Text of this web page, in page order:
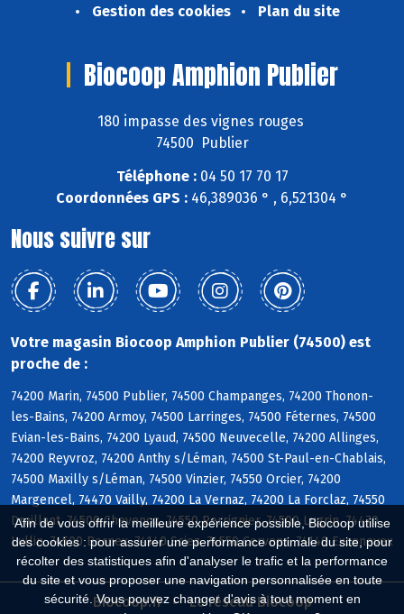
Afin de vous offrir la meilleure expérience possible, Biocoop utilise
des cookies : pour assurer une performance optimale du site, pour
récolter des statistiques afin d'analyser le trafic et la performance
du site et vous proposer une navigation personnalisée en toute
sécurité. Vous pouvez changer d'avis à tout moment en
Gestion des cookies
Plan du site
Biocoop Amphion Publier
180 impasse des vignes rouges
74500 Publier
Téléphone :04 50 17 70 17
Coordonnées GPS : 46,389036 ° , 6,521304 °
Nous suivre sur
Votre magasin Biocoop Amphion Publier (74500) est
proche de :
74200 Marin, 74500 Publier, 74500 Champanges, 74200 Thonon-
les-Bains, 74200 Armoy, 74500 Larringes, 74500 Féternes, 74500
Evian-les-Bains, 74200 Lyaud, 74500 Neuvecelle, 74200 Allinges,
74200 Reyvroz, 74200 Anthy s/Léman, 74500 St-Paul-en-Chablais,
74500 Maxilly s/Léman, 74500 Vinzier, 74550 Orcier, 74200
Margencel, 74470 Vailly, 74200 La Vernaz, 74200 La Forclaz, 74550
Draillant, 74500 Chevenoz, 74550 Perrignier, 74500 Lugrin, 74470
Lullin, 74500 Bernex, 74140 Sciez, 74550 Cervens, 74140 Excenevex
Biocoop.fr Le réseau Biocoop